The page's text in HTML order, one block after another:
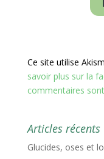
Ce site utilise
savoir plus sur la
commentaires
Articles récents
Glucides, oses et